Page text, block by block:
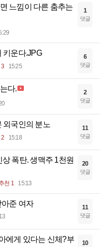
느낌이 다른 춤추는
1
댓글
키운다.JPG
3 15:25
6
댓글
다. 2
댓글
외국인의 분노
2 15:18
11
댓글
폭탄. 생맥주 1천원
천 1 15:13
20
댓글
준 여자 11
댓글
에게 있다는 신체?부
10